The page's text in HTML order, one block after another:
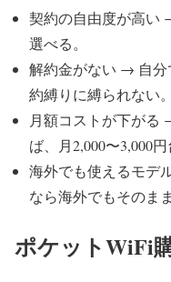
契約の自由度が高い
選べる。
解約金がない → 自分
約縛りに縛られない。
月額コストが下がる
ば、月2,000〜3,000円
海外でも使えるモデ
なら海外でもそのま
ポケットWiFi